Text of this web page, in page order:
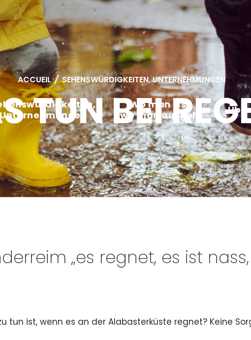
Unternehmungen
Wo man isst,
wo man ausgeht
ACCUEIL / SEHENSWÜRDIGKEITEN, UNTERNEHMUNGEN
TUN BEI
„es regnet, es ist
tun ist, wenn es an der Alabasterküste regnet? Keine